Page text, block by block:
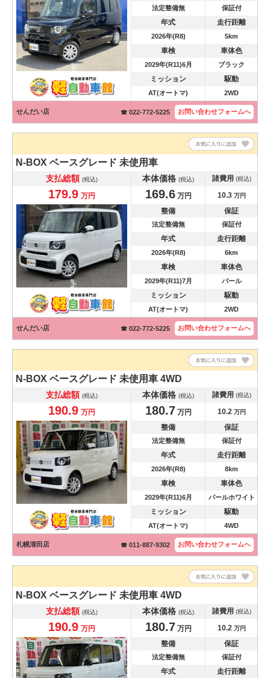
法定整備無 保証付
年式 走行距離
2026年(R8) 5km
車検 車体色
2029年(R11)6月 ブラック
ミッション 駆動
AT(オートマ) 2WD
せんだい店 ☎ 022-772-5225 お問い合わせフォームへ
N-BOX ベースグレード 未使用車
支払総額 (税込) 本体価格 (税込) 諸費用 (税込)
179.9 万円 169.6万円 10.3万円
整備 保証
法定整備無 保証付
年式 走行距離
2026年(R8) 6km
車検 車体色
2029年(R11)7月 パール
ミッション 駆動
AT(オートマ) 2WD
せんだい店 ☎ 022-772-5225 お問い合わせフォームへ
N-BOX ベースグレード 未使用車 4WD
支払総額 (税込) 本体価格 (税込) 諸費用 (税込)
190.9 万円 180.7 万円 10.2 万円
整備 保証
法定整備無 保証付
年式 走行距離
2026年(R8) 8km
車検 車体色
2029年(R11)6月 パールホワイト
ミッション 駆動
AT(オートマ) 4WD
札幌清田店 ☎ 011-887-9302 お問い合わせフォームへ
N-BOX ベースグレード 未使用車 4WD
支払総額 (税込) 本体価格 (税込) 諸費用 (税込)
190.9 万円 180.7 万円 10.2 万円
整備 保証
法定整備無 保証付
年式 走行距離